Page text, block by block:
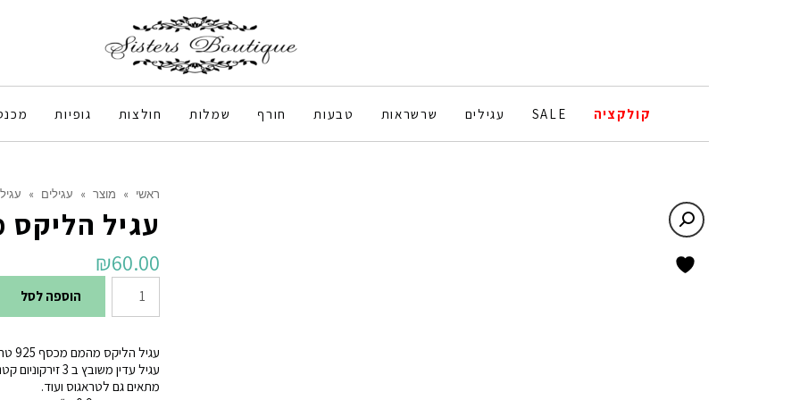
קולקציה SALE עגילים שרשראות טבעות חורף שמלות חולצות גופיות
ראשי » מוצר » עגילים »
עגיל הליקס
₪60.00
כמות
של
הליקס
מכסף.5.
הוספה לסל
עגיל הליקס מהמם מכסף 925 טהור.
עגיל עדין משובץ ב 3 זירקוניום קטנים המענקים לו מראה עשיר וקלסי על האוזן.
מתאים גם לטראגוס ועוד.